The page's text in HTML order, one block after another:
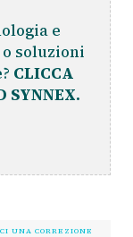
e
soluzioni
CLICCA
SYNNEX.
UNA CORREZIONE